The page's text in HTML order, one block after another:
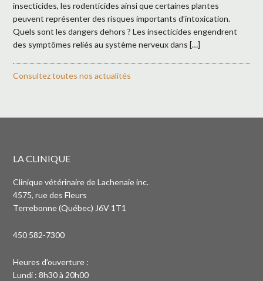
insecticides, les rodenticides ainsi que certaines plantes
peuvent représenter des risques importants d’intoxication.
Quels sont les dangers dehors ? Les insecticides engendrent
des symptômes reliés au système nerveux dans […]
Consultez toutes nos actualités
LA CLINIQUE
Clinique vétérinaire de Lachenaie inc.
4575, rue des Fleurs
Terrebonne (Québec) J6V 1T1
450 582-7300
Heures d’ouverture :
Lundi : 8h30 à 20h00